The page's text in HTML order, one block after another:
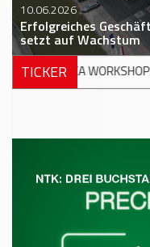
10.06.2026
Erfolgreiches
setzt auf Wachstum
TICKER
GRATIS